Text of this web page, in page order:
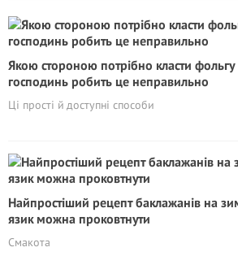
Якою стороною потрібно класти фольгу
господинь робить це неправильно
Ці прості й доступні способи
Найпростіший рецепт баклажанів на
язик можна проковтнути
Смакота